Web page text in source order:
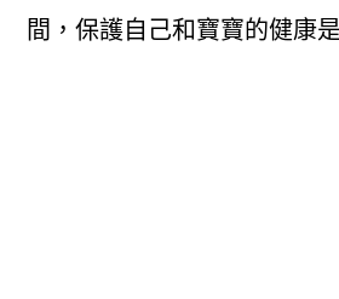
間，保護自己和寶寶的健康